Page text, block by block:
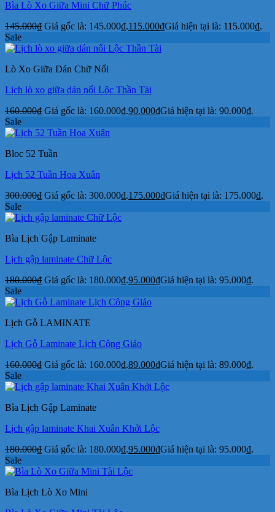
Bìa Lò Xo Giữa Mini Chữ Phúc
145.000₫ Giá gốc là: 145.000₫.115.000₫Giá hiện tại là: 115.000₫.
Sale
Lò Xo Giữa Dán Chữ Nổi
Lịch lò xo giữa dán nổi Lộc Thần Tài
160.000₫ Giá gốc là: 160.000₫.90.000₫Giá hiện tại là: 90.000₫.
Sale
Bloc 52 Tuần
Lịch 52 Tuần Hoa Xuân
300.000₫ Giá gốc là: 300.000₫.175.000₫Giá hiện tại là: 175.000₫.
Sale
Bìa Lịch Gập Laminate
Lịch gập laminate Chữ Lộc
180.000₫ Giá gốc là: 180.000₫.95.000₫Giá hiện tại là: 95.000₫.
Sale
Lịch Gỗ LAMINATE
Lịch Gỗ Laminate Lịch Công Giáo
160.000₫ Giá gốc là: 160.000₫.89.000₫Giá hiện tại là: 89.000₫.
Sale
Bìa Lịch Gập Laminate
Lịch gập laminate Khai Xuân Khởi Lộc
180.000₫ Giá gốc là: 180.000₫.95.000₫Giá hiện tại là: 95.000₫.
Sale
Bìa Lịch Lò Xo Mini